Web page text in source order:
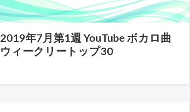
2019年7月第1週 YouTube ボカロ曲
ウィークリートップ30